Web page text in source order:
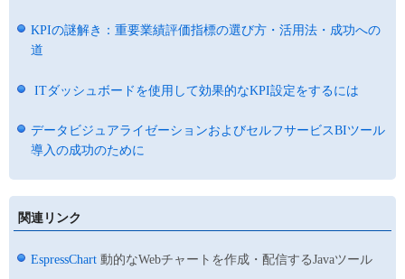
KPIの謎解き：重要業績評価指標の選び方・活用法・成功への
道
ITダッシュボードを使用して効果的なKPI設定をするには
データビジュアライゼーションおよびセルフサービスBIツール
導入の成功のために
関連リンク
EspressChart 動的なWebチャートを作成・配信するJavaツール